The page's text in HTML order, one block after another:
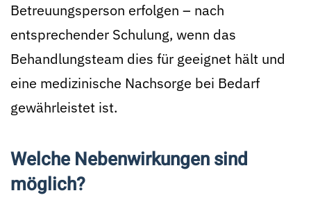
Betreuungsperson erfolgen – nach
entsprechender Schulung, wenn das
Behandlungsteam dies für geeignet hält und
eine medizinische Nachsorge bei Bedarf
gewährleistet ist.
Welche Nebenwirkungen sind
möglich?